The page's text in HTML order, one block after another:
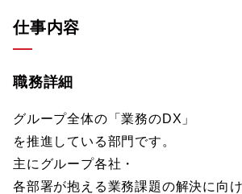
仕事内容
職務詳細
グループ全体の「業務のDX」
を推進している部門です。
主にグループ各社・
各部署が抱える業務課題の解決に向け